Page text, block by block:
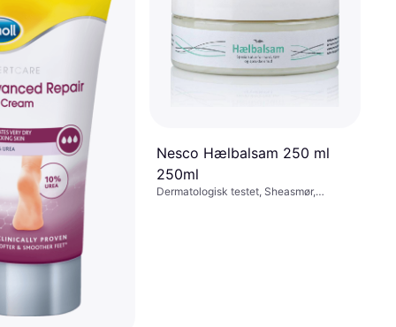
File for Hard Skin
produkt
Nesco Hælbalsam 250 ml
250ml
Dermatologisk testet, Sheasmør,